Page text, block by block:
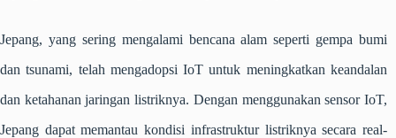
Jepang, yang sering mengalami bencana alam seperti gempa bumi
dan tsunami, telah mengadopsi IoT untuk meningkatkan keandalan
dan ketahanan jaringan listriknya. Dengan menggunakan sensor IoT,
Jepang dapat memantau kondisi infrastruktur listriknya secara real-